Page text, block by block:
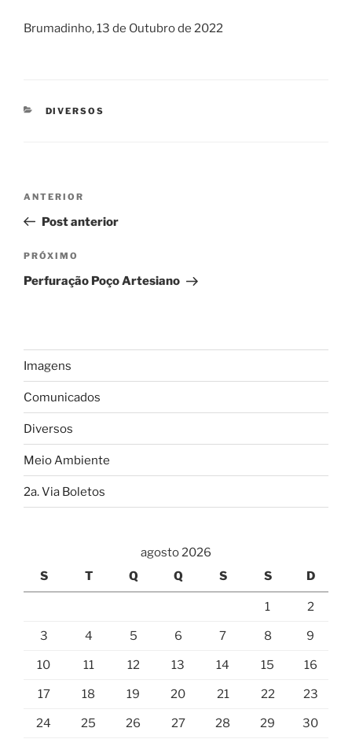
Brumadinho, 13 de Outubro de 2022
CATEGORIAS
DIVERSOS
Post
Post
anterior
ANTERIOR
Post anterior
Próximo
post
PRÓXIMO
Perfuração Poço Artesiano
Imagens
Comunicados
Diversos
Meio Ambiente
2a. Via Boletos
agosto 2026
S
T Q Q S S D
1 2
3 4 5 6 7 8 9
10 11 12 13 14 15 16
17 18 19 20 21 22 23
24 25 26 27 28 29 30